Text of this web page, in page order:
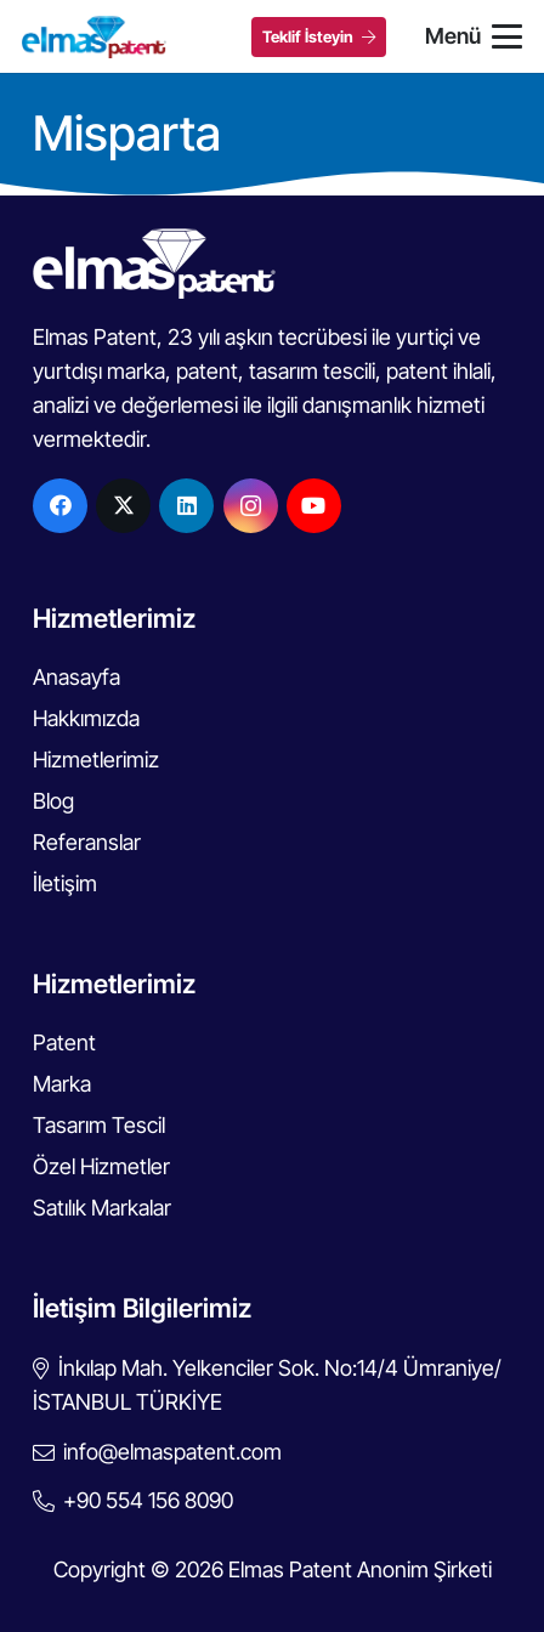
Teklif İsteyin Menü
Misparta
Elmas Patent, 23 yılı aşkın tecrübesi ile yurtiçi ve
yurtdışı marka, patent, tasarım tescili, patent ihlali,
analizi ve değerlemesi ile ilgili danışmanlık hizmeti
vermektedir.
Hizmetlerimiz
Anasayfa
Hakkımızda
Hizmetlerimiz
Blog
Referanslar
İletişim
Hizmetlerimiz
Patent
Marka
Tasarım Tescil
Özel Hizmetler
Satılık Markalar
İletişim Bilgilerimiz
İnkılap Mah. Yelkenciler Sok. No:14/4 Ümraniye/
İSTANBUL TÜRKİYE
info@elmaspatent.com
+90 554 156 8090
Copyright © 2026 Elmas Patent Anonim Şirketi